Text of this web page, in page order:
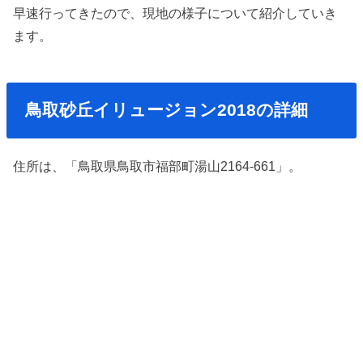
早速行ってきたので、現地の様子について紹介していき
ます。
鳥取砂丘イリュージョン2018の詳細
住所は、「鳥取県鳥取市福部町湯山2164-661」。